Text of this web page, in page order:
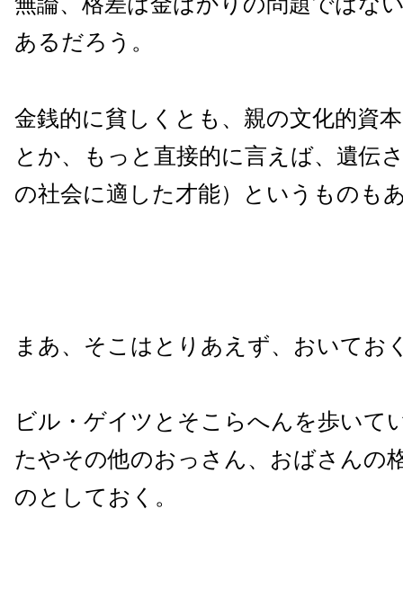
あるだろう。
金銭的に貧しくとも、親の文化的資
とか、もっと直接的に言えば、遺伝
の社会に適した才能）というものも
まあ、そこはとりあえず、おいてお
ビル・ゲイツとそこらへんを歩いて
たやその他のおっさん、おばさんの
のとしておく。